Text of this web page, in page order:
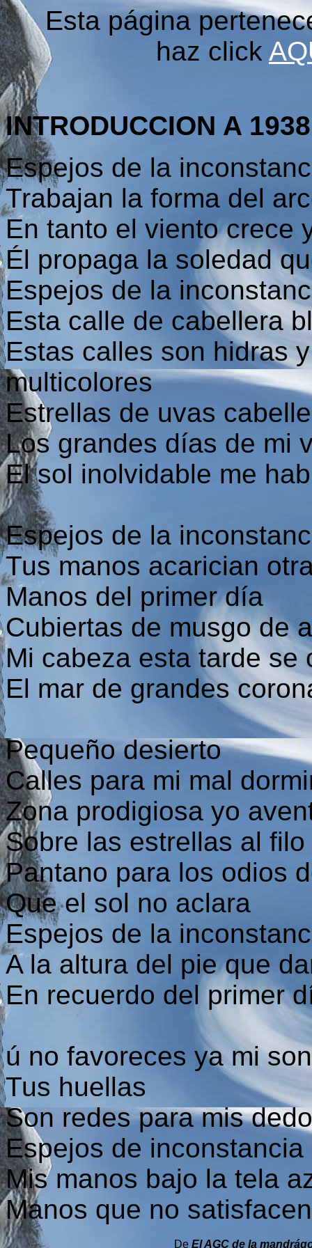
Esta página
haz click
INTRODUCCION A 1938
Espejos de la
Trabajan la forma del
En tanto el viento crece
Él propaga la soledad
Espejos de la
Esta calle de cabellera
Estas calles son hidras
multicolores
Estrellas de uvas
Los grandes días de mi
El sol inolvidable me
Espejos de la
Tus manos acarician
Manos del primer día
Cubiertas de musgo de
Mi cabeza esta tarde se
El mar de grandes
Pequeño desierto
Calles para mi mal
Zona prodigiosa yo
Sobre las estrellas al
Pantano para los odios
Que el sol no aclara
Espejos de la
A la altura del pie que
En recuerdo del primer
ú no favoreces ya mi
Tus huellas
Son redes para mis
Espejos de inconstancia
Mis manos bajo la tela
Manos que no
De El AGC de la